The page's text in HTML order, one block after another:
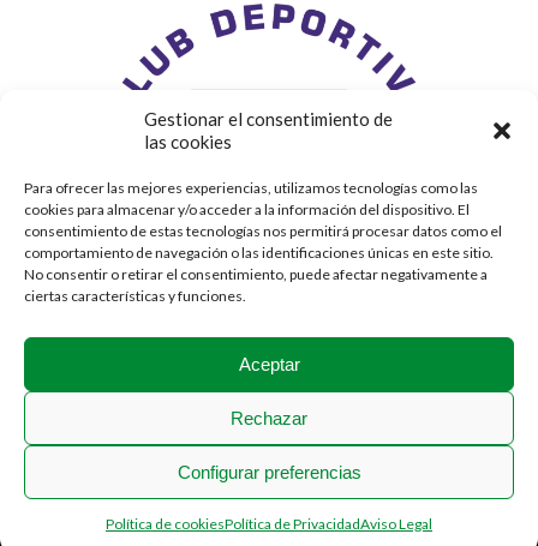
Gestionar el consentimiento de
las cookies
Para ofrecer las mejores experiencias, utilizamos tecnologías como las
cookies para almacenar y/o acceder a la información del dispositivo. El
consentimiento de estas tecnologías nos permitirá procesar datos como el
comportamiento de navegación o las identificaciones únicas en este sitio.
No consentir o retirar el consentimiento, puede afectar negativamente a
ciertas características y funciones.
Aceptar
Rechazar
Configurar preferencias
Política de cookiesPolítica de PrivacidadAviso Legal
2018 © Stadium Casablanca
Menú Legal